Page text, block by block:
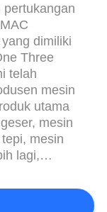
pertukangan
dimiliki
Three
telah
mesin
utama
mesin
mesin
lagi,
Asia